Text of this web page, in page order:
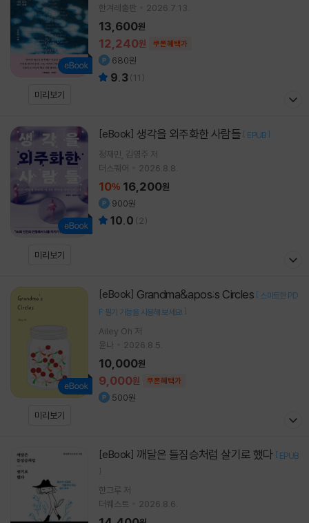
미리보기
한겨레출판
2026.7.13.
12,240원 쿠폰혜택가
13,600원
680원
9.3 (11 )
미리보기
[eBook] 생각을 외주화한 사람들 [ EPUB ]
정재민 김영주 저
더스퀘어
2026.8.8.
10% 16,200원
900원
10.0 ( 2)
미리보기
[eBook] Grandma&apos;s Circles [ 스마트한 PD
F 필기 기능을 사용해 보세요! ]
Ailey Oh 저
윤나
2026.8.5.
9,000원 쿠폰혜택가
10,000원
500원
[eBook] 깨달은 들짐승처럼 살기로 했다 [ EPUB
]
한그루 저
더퀘스트
2026.8.6.